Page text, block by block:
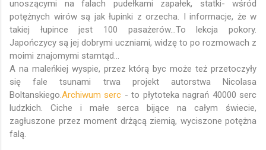
unoszącymi na falach pudełkami zapałek, statki- wśród
potężnych wirów są jak łupinki z orzecha. I informacje, że w
takiej łupince jest 100 pasażerów...To lekcja pokory.
Japończycy są jej dobrymi uczniami, widzę to po rozmowach z
moimi znajomymi stamtąd...
A na maleńkiej wyspie, przez którą byc może też przetoczyły
się fale tsunami trwa projekt autorstwa Nicolasa
Boltanskiego. Archiwum serc - to płytoteka nagrań 40000 serc
ludzkich. Ciche i małe serca bijące na całym świecie,
zagłuszone przez moment drżącą ziemią, wyciszone potężna
falą.